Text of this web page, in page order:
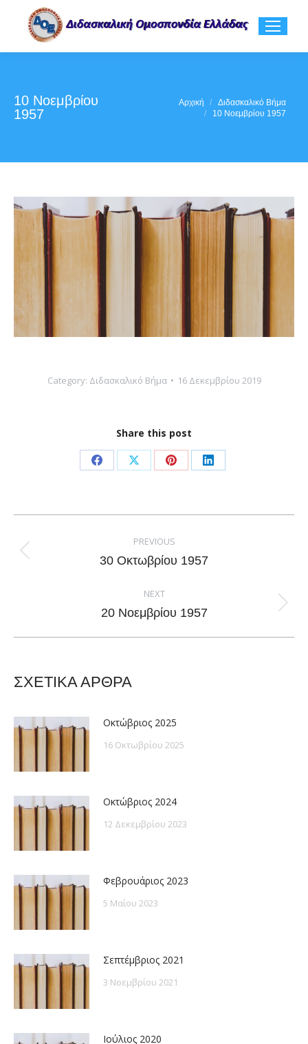
10 Νοεμβρίου
1957
Αρχική
Διδασκαλικό Βήμα
10 Νοεμβρίου 1957
Category: Διδασκαλικό Βήμα 16 Δεκεμβρίου 2019
Share this post
Share
Facebook
Share
X
Share
Pinterest
Share
LinkedIn
navigation
PREVIOUS
Previous
30 Οκτωβρίου 1957
NEXT
Next
20 Νοεμβρίου 1957
ΣΧΕΤΙΚΑ ΑΡΘΡΑ
Οκτώβριος 2025
16 Οκτωβρίου 2025
Οκτώβριος 2024
12 Δεκεμβρίου 2023
Φεβρουάριος 2023
5 Μαΐου 2023
Σεπτέμβριος 2021
3 Νοεμβρίου 2021
Ιούλιος 2020